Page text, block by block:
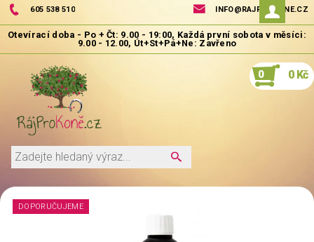
605 538 510 INFO@RAJPROKONE.CZ
0 0 Kč
DOPORUČUJEME